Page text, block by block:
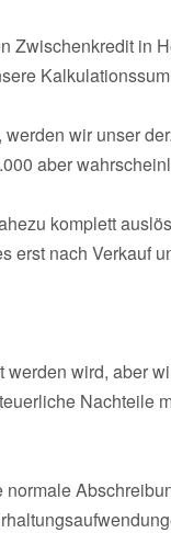
Zwischenkredit in
wir unser
aber
komplett
erst nach Verkauf
wird, aber
Nachteile